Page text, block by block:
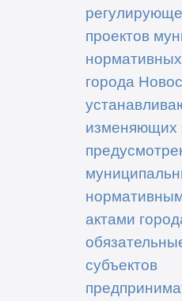
проектов
города
изменяющих
актами
субъектов